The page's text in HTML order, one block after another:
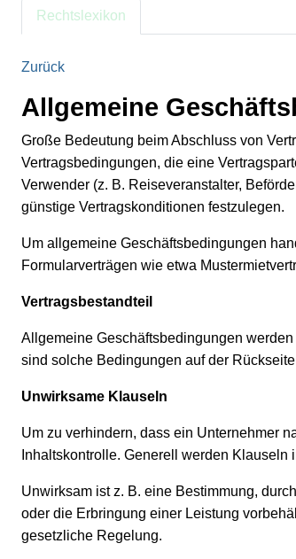
Rechtslexikon
Zurück
Allgemeine
Große Bedeutung beim Abschluss von
Vertragsbedingungen, die eine
Verwender (z. B. Reiseveranstalter,
günstige Vertragskonditionen festzulegen.
Um allgemeine Geschäftsbedingungen
Formularverträgen wie etwa
Vertragsbestandteil
Allgemeine Geschäftsbedingungen
sind solche Bedingungen auf der
Unwirksame Klauseln
Um zu verhindern, dass ein Unternehmer
Inhaltskontrolle. Generell werden
Unwirksam ist z. B. eine Bestimmung,
oder die Erbringung einer Leistung
gesetzliche Regelung.